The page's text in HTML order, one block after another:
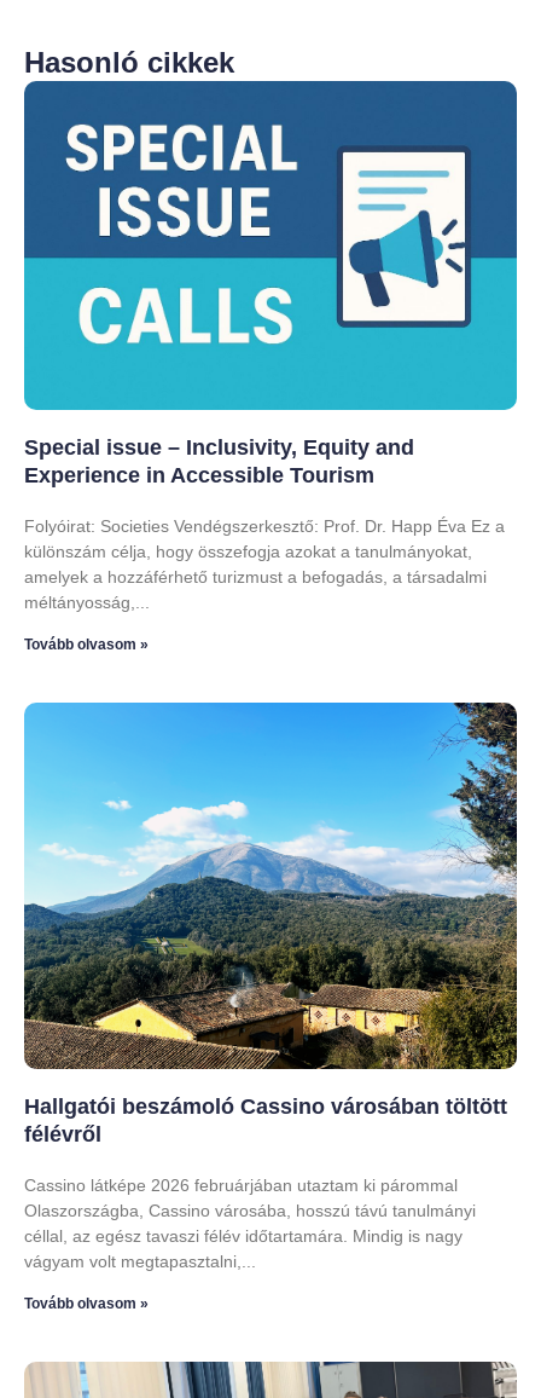
Hasonló cikkek
Special issue – Inclusivity, Equity and
Experience in Accessible Tourism
Folyóirat: Societies Vendégszerkesztő: Prof. Dr. Happ Éva Ez a
különszám célja, hogy összefogja azokat a tanulmányokat,
amelyek a hozzáférhető turizmust a befogadás, a társadalmi
méltányosság,
Tovább olvasom »
Hallgatói beszámoló Cassino városában töltött
félévről
Cassino látképe 2026 februárjában utaztam ki párommal
Olaszországba, Cassino városába, hosszú távú tanulmányi
céllal, az egész tavaszi félév időtartamára. Mindig is nagy
vágyam volt megtapasztalni,
Tovább olvasom »